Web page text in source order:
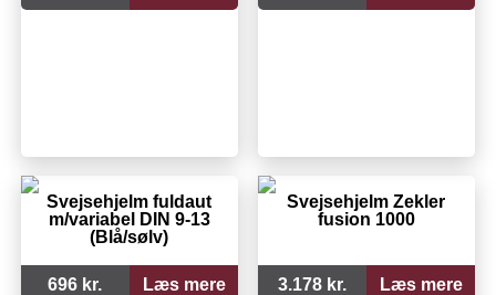
Svejsehjelm fuldaut
m/variabel DIN 9-13
(Blå/sølv)
696 kr. Læs mere
Svejsehjelm Zekler
fusion 1000
3.178 kr. Læs mere